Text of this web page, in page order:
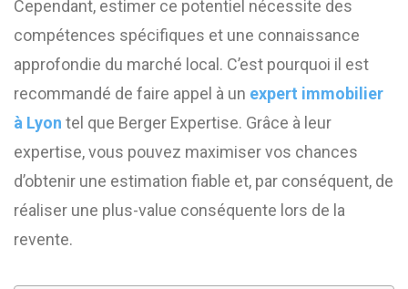
Cependant, estimer ce potentiel nécessite des
compétences spécifiques et une connaissance
approfondie du marché local. C’est pourquoi il est
recommandé de faire appel à un expert immobilier
à Lyon tel que Berger Expertise. Grâce à leur
expertise, vous pouvez maximiser vos chances
d’obtenir une estimation fiable et, par conséquent, de
réaliser une plus-value conséquente lors de la
revente.